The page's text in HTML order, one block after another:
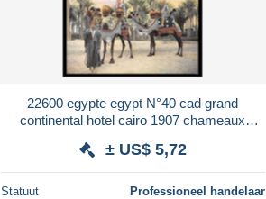
22600 egypte egypt N°40 cad grand
continental hotel cairo 1907 chameaux
± US$ 5,72
Statuut Professioneel handelaar